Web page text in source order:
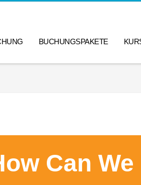
BUCHUNGSPAKETE
Can